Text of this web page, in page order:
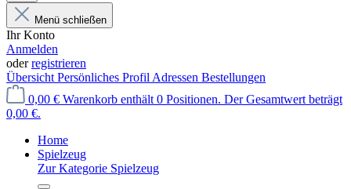
Menü schließen
Ihr Konto
Anmelden
oderregistrieren
Übersicht Persönliches Profil Adressen Bestellungen
0,00 € Warenkorb enthält 0 Positionen. Der Gesamtwert beträgt
0,00 €.
Home
Spielzeug
Zur Kategorie Spielzeug